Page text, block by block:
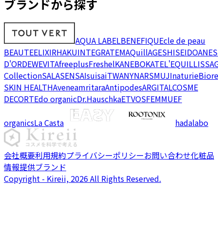
ブランドから探す
AQUA LABELBENEFIQUEcle de peau
BEAUTEELIXIRHAKUINTEGRATEMAQuillAGESHISEIDO
D'ORDEWEVITAfreeplusFreshelKANEBOKATEL'EQUIL
CollectionSALASENSAIsuisaiTWANYNARSMUJInaturieBiore
SKIN HEALTHAveneamritaraAntipodesARGITALCOSME
DECORTEdo organicDr.HauschkaETVOSFEMMUEF
organicsLa Casta hadalabo
会社概要利用規約プライバシーポリシーお問い合わせ化粧品
情報提供ブランド
Copyright - Kireii, 2026 All Rights Reserved.